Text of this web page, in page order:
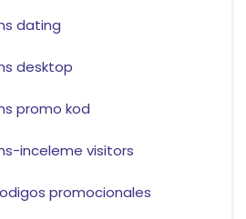
dating
desktop
promo kod
inceleme visitors
promocionales